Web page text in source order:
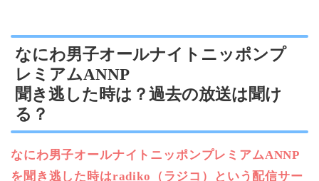
なにわ男子オールナイトニッポンプ
レミアムANNP
聞き逃した時は？過去の放送は聞け
る？
なにわ男子オールナイトニッポンプレミアムANNP
を聞き逃した時はradiko（ラジコ）という配信サー